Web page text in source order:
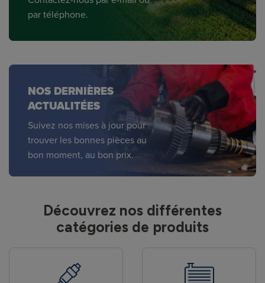
par téléphone.
NOS DERNIÈRES
ACTUALITÉES
Suivez nos mises à jour pour
trouver les bonnes pièces au
bon moment, au bon prix.
Découvrez nos différentes
catégories de produits